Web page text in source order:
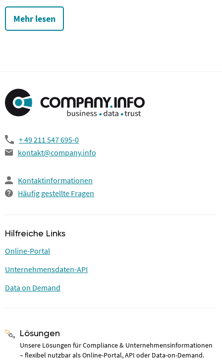
Mehr lesen
+ 49 211 547 695-0
kontakt@company.info
Kontaktinformationen
Häufig gestellte Fragen
Hilfreiche Links
Online-Portal
Unternehmensdaten-API
Data on Demand
Lösungen
Unsere Lösungen für Compliance & Unternehmensinformationen
– flexibel nutzbar als Online-Portal, API oder Data-on-Demand.